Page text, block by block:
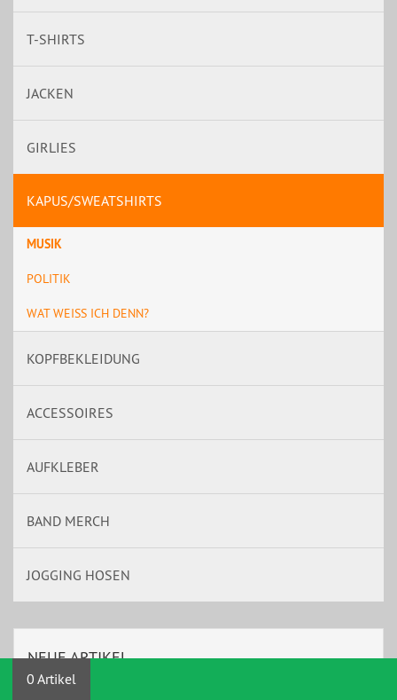
T-SHIRTS
JACKEN
GIRLIES
KAPUS/SWEATSHIRTS
MUSIK
POLITIK
WAT WEISS ICH DENN?
KOPFBEKLEIDUNG
ACCESSOIRES
AUFKLEBER
BAND MERCH
JOGGING HOSEN
NEUE ARTIKEL
0 Artikel